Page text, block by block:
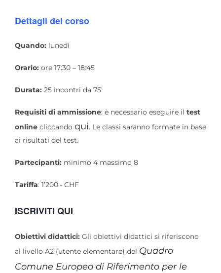
Dettagli del corso
Quando: lunedì
Orario: ore 17:30 – 18:45
Durata: 25 incontri da 75′
Requisiti di ammissione: è necessario eseguire il test
online cliccando qui. Le classi saranno formate in base
ai risultati del test.
Partecipanti: minimo 4 massimo 8
Tariffa: 1’200.- CHF
ISCRIVITI QUI
Obiettivi didattici: Gli obiettivi didattici si riferiscono
al livello A2 (utente elementare) del Quadro
Comune Europeo di Riferimento per le